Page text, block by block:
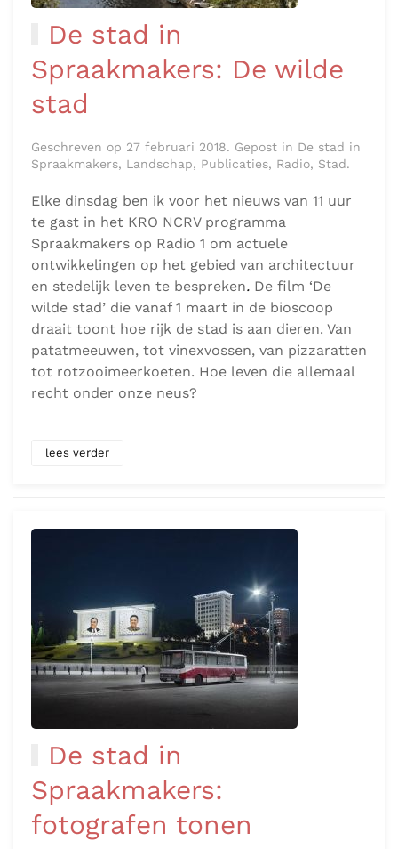
De stad in
Spraakmakers: De wilde
stad
Geschreven op 27 februari 2018. Gepost in De stad in
Spraakmakers, Landschap, Publicaties, Radio, Stad.
Elke dinsdag ben ik voor het nieuws van 11 uur
te gast in het KRO NCRV programma
Spraakmakers op Radio 1 om actuele
ontwikkelingen op het gebied van architectuur
en stedelijk leven te bespreken. De film ‘De
wilde stad’ die vanaf 1 maart in de bioscoop
draait toont hoe rijk de stad is aan dieren. Van
patatmeeuwen, tot vinexvossen, van pizzaratten
tot rotzooimeerkoeten. Hoe leven die allemaal
recht onder onze neus?
lees verder
De stad in
Spraakmakers:
fotografen tonen